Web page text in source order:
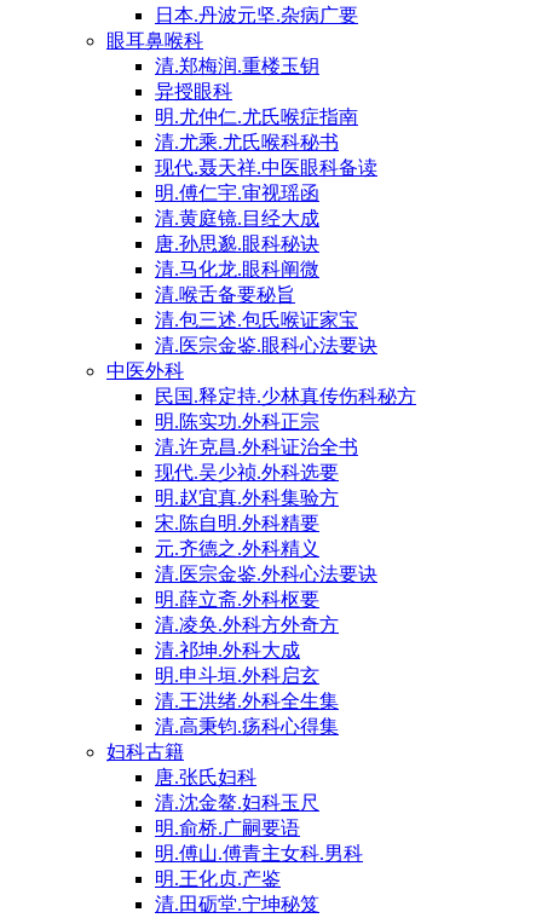
日本.丹波元坚.杂病广要
眼耳鼻喉科
清.郑梅润.重楼玉钥
异授眼科
明.尤仲仁.尤氏喉症指南
清.尤乘.尤氏喉科秘书
现代.聂天祥.中医眼科备读
明.傅仁宇.审视瑶函
清.黄庭镜.目经大成
唐.孙思邈.眼科秘诀
清.马化龙.眼科阐微
清.喉舌备要秘旨
清.包三述.包氏喉证家宝
清.医宗金鉴.眼科心法要诀
中医外科
民国.释定持.少林真传伤科秘方
明.陈实功.外科正宗
清.许克昌.外科证治全书
现代.吴少祯.外科选要
明.赵宜真.外科集验方
宋.陈自明.外科精要
元.齐德之.外科精义
清.医宗金鉴.外科心法要诀
明.薛立斋.外科枢要
清.凌奂.外科方外奇方
清.祁坤.外科大成
明.申斗垣.外科启玄
清.王洪绪.外科全生集
清.高秉钧.疡科心得集
妇科古籍
唐.张氏妇科
清.沈金鳌.妇科玉尺
明.俞桥.广嗣要语
明.傅山.傅青主女科.男科
明.王化贞.产鉴
清.田砺堂.宁坤秘笈